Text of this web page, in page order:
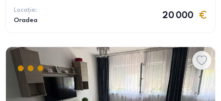
Locație:
Oradea
20 000